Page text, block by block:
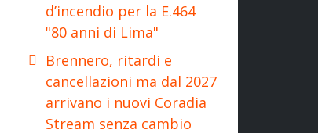
d’incendio per la E.464
"80 anni di Lima"
Brennero, ritardi e
cancellazioni ma dal 2027
arrivano i nuovi Coradia
Stream senza cambio